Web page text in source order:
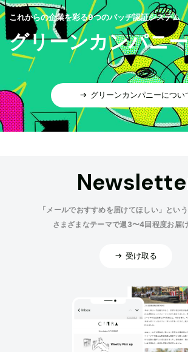
これからの企業を彩る9つのバッヂ認証システム
グリーンカンパニー
グリーンカンパニーについ
「メールでおすすめを届けてほしい」という
さまざまなテーマで週3〜4回程度お届け
受け取る